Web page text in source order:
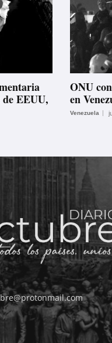
de EEUU,
ONU
en
Venezuela